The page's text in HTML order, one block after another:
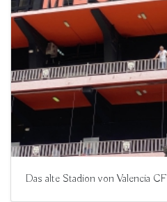
Das alte Stadion von Valencia CF